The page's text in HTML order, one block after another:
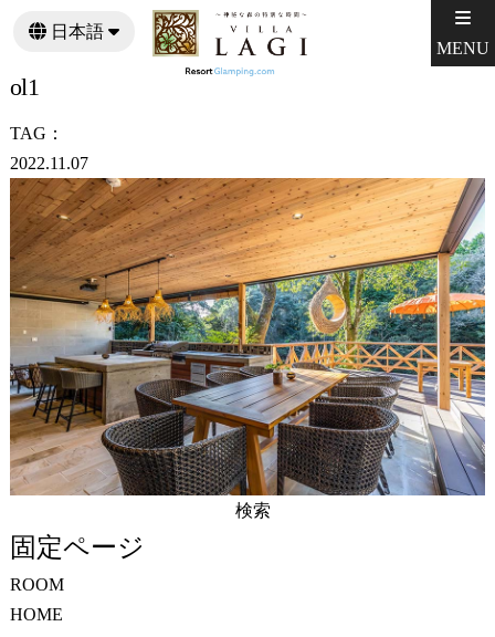
MENU
日本語
ol1
TAG：
2022.11.07
索:
固定ページ
ROOM
HOME